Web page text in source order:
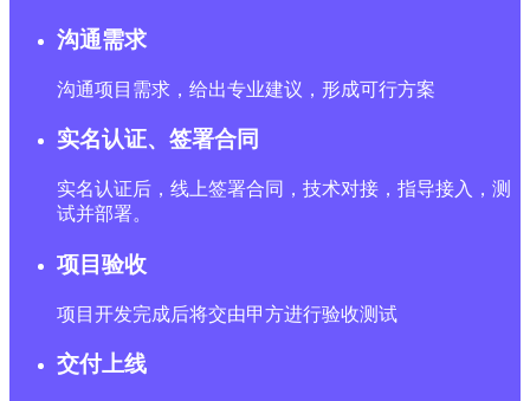
沟通需求
沟通项目需求，给出专业建议，形成可行方案
实名认证、签署合同
实名认证后，线上签署合同，技术对接，指导接入，测
试并部署。
项目验收
项目开发完成后将交由甲方进行验收测试
交付上线